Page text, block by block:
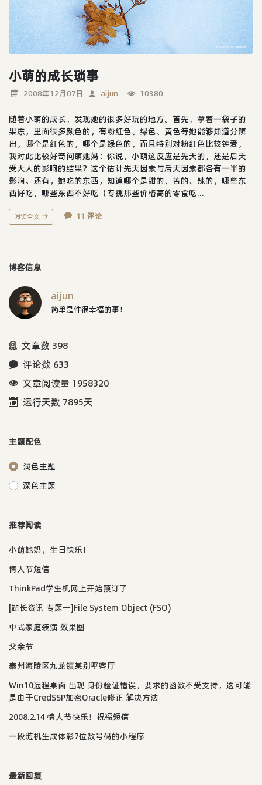
小萌的成长琐事
2008年12月07日 aijun 10380
随着小萌的成长，发现她的很多好玩的地方。首先，拿着一袋子的
果冻，里面很多颜色的，有粉红色、绿色、黄色等她能够知道分辨
出，哪个是红色的，哪个是绿色的，而且特别对粉红色比较钟爱，
我对此比较好奇问萌她妈：你说，小萌这反应是先天的，还是后天
受大人的影响的结果？这个估计先天因素与后天因素都各有一半的
影响。还有，她吃的东西，知道哪个是甜的、苦的、辣的，哪些东
西好吃，哪些东西不好吃（专挑那些价格高的零食吃...
阅读全文 11 评论
博客信息
aijun
简单是件很幸福的事！
文章数 398
评论数 633
文章阅读量 1958320
运行天数 7895天
主题配色
浅色主题
深色主题
推荐阅读
小萌她妈，生日快乐！
情人节短信
ThinkPad学生机网上开始预订了
[站长资讯 专题一]File System Object (FSO)
中式家庭装潢 效果图
父亲节
泰州海陵区九龙镇某别墅客厅
Win10远程桌面 出现 身份验证错误，要求的函数不受支持，这可能
是由于CredSSP加密Oracle修正 解决方法
2008.2.14 情人节快乐！祝福短信
一段随机生成体彩7位数号码的小程序
最新回复